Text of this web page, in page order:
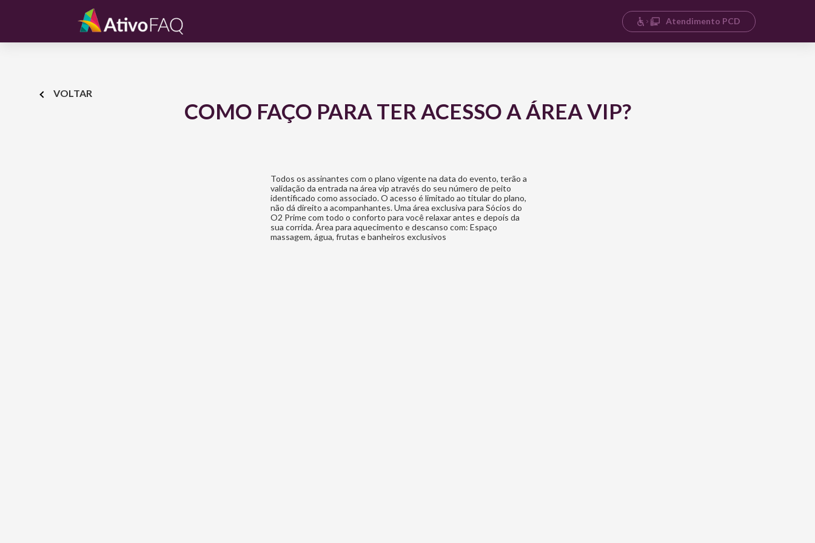
Atendimento PCD
VOLTAR
COMO FAÇO PARA TER ACESSO A ÁREA VIP?
Todos os assinantes com o plano vigente na data do evento, terão a
validação da entrada na área vip através do seu número de peito
identificado como associado. O acesso é limitado ao titular do plano,
não dá direito a acompanhantes. Uma área exclusiva para Sócios do
O2 Prime com todo o conforto para você relaxar antes e depois da
sua corrida. Área para aquecimento e descanso com: Espaço
massagem, água, frutas e banheiros exclusivos